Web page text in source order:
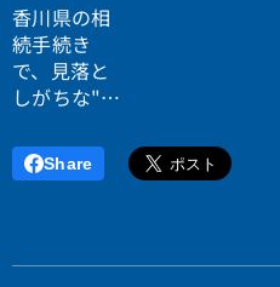
香川県の相
続手続き
で、見落と
しがちな"落
づいていま
すか？登
です。
Share